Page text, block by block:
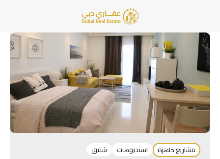
مشاريع جاهزة استديوهات شقق